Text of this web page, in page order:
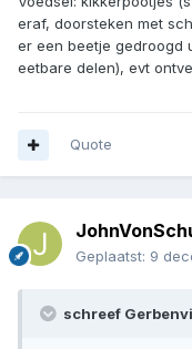
eraf, doorsteken met
er een beetje gedroogd
eetbare delen), evt
Quote
Geplaatst: 9
schreef